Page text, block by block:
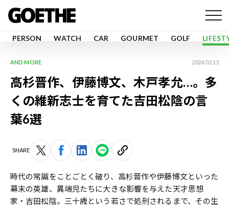
PERSON WATCH CAR GOURMET GOLF
AND MORE 2024.02.13
高杉晋作、伊藤博文、木戸孝允…。多
くの維新志士を育てた吉田松陰の言
葉6選
SHARE
時代の常識をことごとく破り、高杉晋作や伊藤博文といった
幕末の英雄、異端児たちに大きな影響を与えた天才思想
家・吉田松陰。三十歳という若さで処刑されるまで、その生